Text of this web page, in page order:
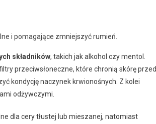
i pomagające zmniejszyć rumień.
składników, takich jak alkohol czy mentol.
przeciwsłoneczne, które chronią skórę przed
kondycję naczynek krwionośnych. Z kolei
odżywczymi.
dla cery tłustej lub mieszanej, natomiast